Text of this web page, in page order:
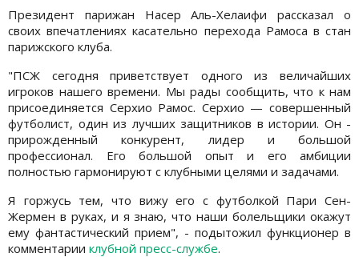
Президент парижан Насер Аль-Хелаифи рассказал о
своих впечатлениях касательно перехода Рамоса в стан
парижского клуба.
"ПСЖ сегодня приветствует одного из величайших
игроков нашего времени. Мы рады сообщить, что к нам
присоединяется Серхио Рамос. Серхио — совершенный
футболист, один из лучших защитников в истории. Он -
прирожденный конкурент, лидер и большой
профессионал. Его большой опыт и его амбиции
полностью гармонируют с клубными целями и задачами.
Я горжусь тем, что вижу его с футболкой Пари Сен-
Жермен в руках, и я знаю, что наши болельщики окажут
ему фантастический прием", - подытожил функционер в
комментарии клубной пресс-службе.